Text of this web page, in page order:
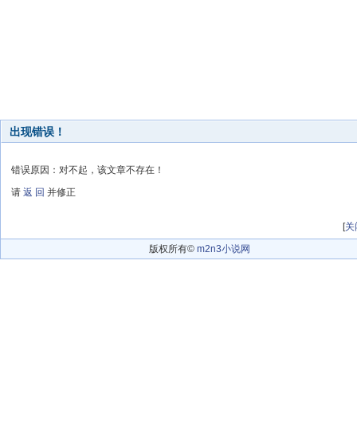
出现错误！
错误原因：对不起，该文章不存在！
请 返 回 并修正
[关
版权所有© m2n3小说网